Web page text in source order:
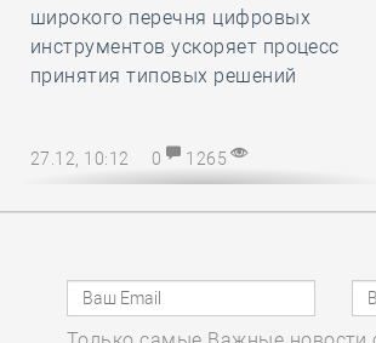
широкого перечня цифровых
инструментов ускоряет процесс
принятия типовых решений
27.12, 10:12 0 1265
расходов на охрану труда